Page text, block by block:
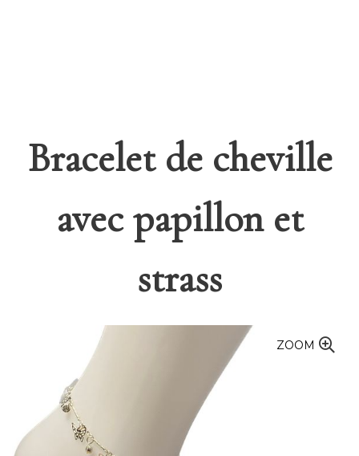
Bracelet de cheville
avec papillon et
strass
ZOOM